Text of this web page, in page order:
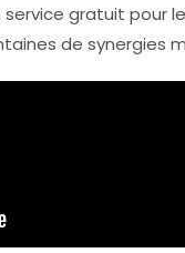
service gratuit pour
de synergies